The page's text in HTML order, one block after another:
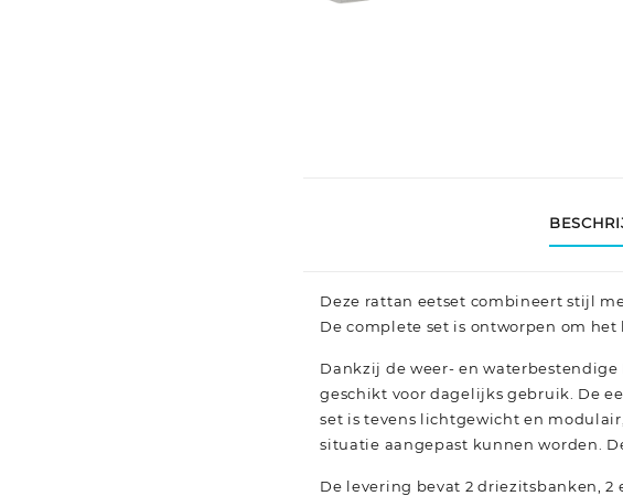
Deze rattan eetset combineert stijl
De complete set is ontworpen om
Dankzij de weer- en
geschikt voor dagelijks gebruik. De
set is tevens lichtgewicht en
situatie aangepast kunnen worden.
De levering bevat 2 driezitsbanken, 2